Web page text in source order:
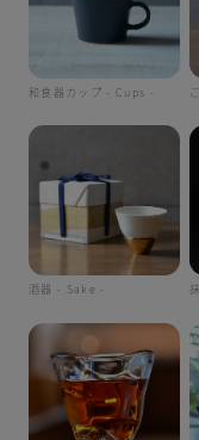
和食器カップ - Cups -
酒器 - Sake -